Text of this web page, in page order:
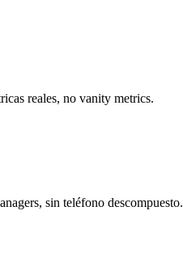
reales, no vanity metrics.
sin teléfono descompuesto.